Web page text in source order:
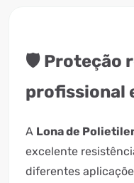
🛡️ Proteção
profissional
A Lona de
excelente
diferentes